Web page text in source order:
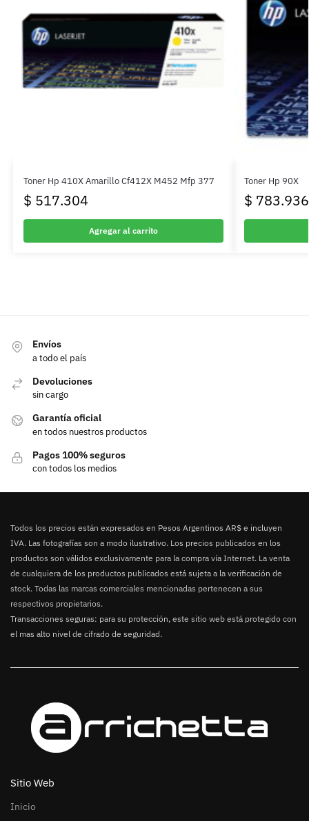
Toner Hp 410X Amarillo Cf412X M452 Mfp 377
$ 517.304
Agregar al carrito
Toner Hp 90X
$ 783.936
Envíos
a todo el país
Devoluciones
sin cargo
Garantía oficial
en todos nuestros productos
Pagos 100% seguros
con todos los medios
Todos los precios están expresados en Pesos Argentinos AR$ e incluyen
IVA. Las fotografías son a modo ilustrativo. Los precios publicados en los
productos son válidos exclusivamente para la compra vía Internet. La venta
de cualquiera de los productos publicados está sujeta a la verificación de
stock. Todas las marcas comerciales mencionadas pertenecen a sus
respectivos propietarios.
Transacciones seguras: para su protección, este sitio web está protegido con
el mas alto nivel de cifrado de seguridad.
Sitio Web
Inicio